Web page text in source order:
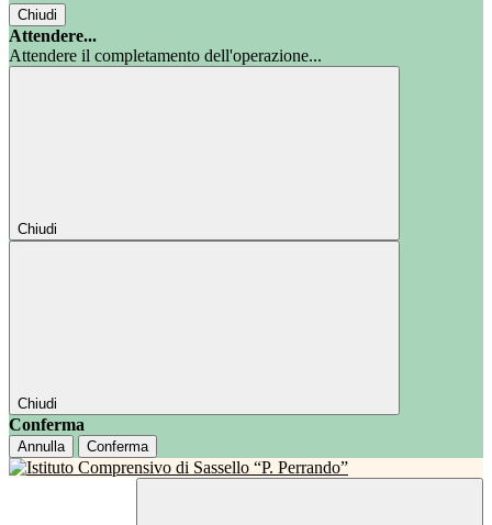
Chiudi
Attendere...
Attendere il completamento dell'operazione...
Chiudi
Chiudi
Conferma
Annulla Conferma